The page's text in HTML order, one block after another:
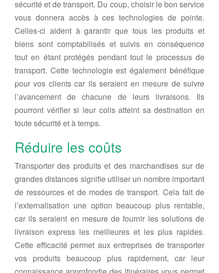
sécurité et de transport. Du coup, choisir le bon service
vous donnera accès à ces technologies de pointe.
Celles-ci aident à garantir que tous les produits et
biens sont comptabilisés et suivis en conséquence
tout en étant protégés pendant tout le processus de
transport. Cette technologie est également bénéfique
pour vos clients car ils seraient en mesure de suivre
l’avancement de chacune de leurs livraisons. Ils
pourront vérifier si leur colis atteint sa destination en
toute sécurité et à temps.
Réduire les coûts
Transporter des produits et des marchandises sur de
grandes distances signifie utiliser un nombre important
de ressources et de modes de transport. Cela fait de
l’externalisation une option beaucoup plus rentable,
car ils seraient en mesure de fournir les solutions de
livraison express les meilleures et les plus rapides.
Cette efficacité permet aux entreprises de transporter
vos produits beaucoup plus rapidement, car leur